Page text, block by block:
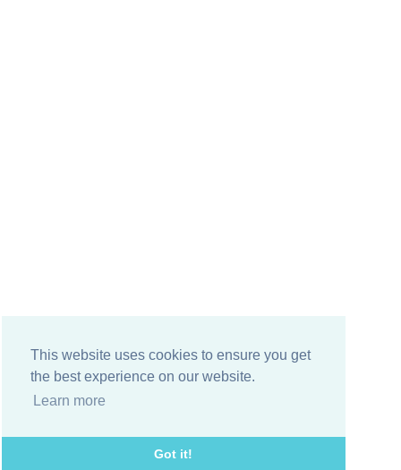
This website uses cookies to ensure you get
the best experience on our website.
Learn more
Got it!